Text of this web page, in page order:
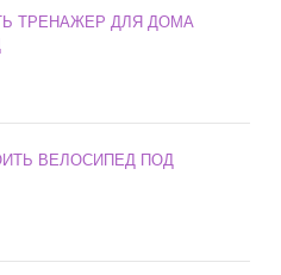
ТРЕНАЖЕР ДЛЯ ДОМА
ВЕЛОСИПЕД ПОД